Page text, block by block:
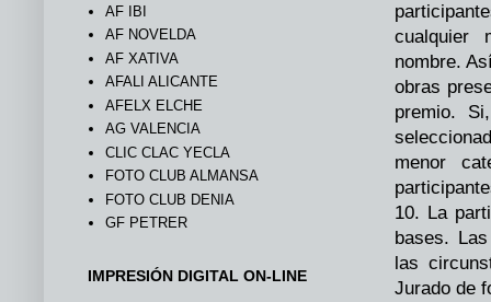
cualquier
nombre.
obras
premio.
menor
10. La
bases.
las
Jurado de
AF IBI
AF NOVELDA
AF XATIVA
AFALI ALICANTE
AFELX ELCHE
AG VALENCIA
CLIC CLAC YECLA
FOTO CLUB ALMANSA
FOTO CLUB DENIA
GF PETRER
IMPRESIÓN DIGITAL ON-LINE